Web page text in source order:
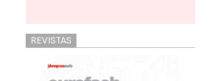
REVISTAS